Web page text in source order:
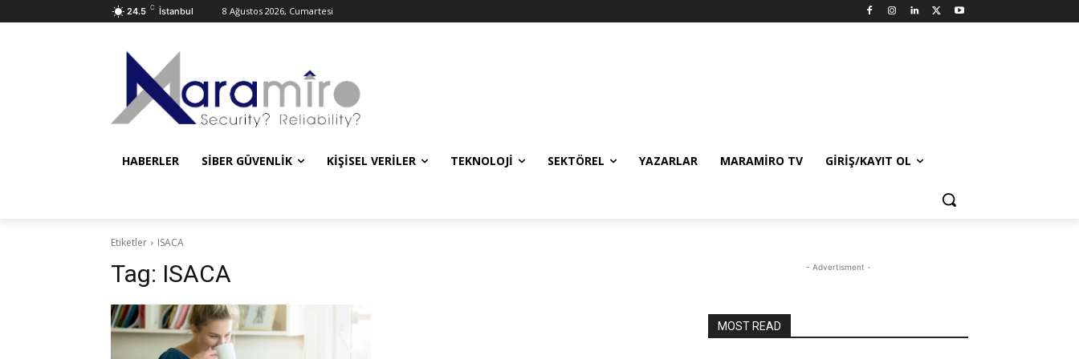
24.5 C İstanbul 8 Ağustos 2026, Cumartesi
HABERLER SIBER GÜVENLIK KIŞISEL VERILER TEKNOLOJI SEKTÖREL YAZARLAR MARAMIRO TV GIRIŞ/KAYIT OL
Etiketler ISACA
Tag: ISACA - Advertisment -
MOST READ